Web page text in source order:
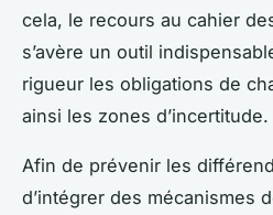
cela, le recours au cahier
s’avère un outil
rigueur les obligations de
ainsi les zones d’incertitude.
Afin de prévenir les
d’intégrer des mécanismes